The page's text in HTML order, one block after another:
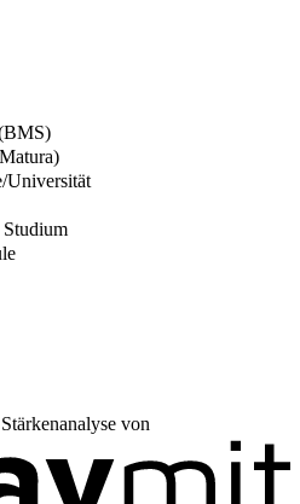
Universität
von